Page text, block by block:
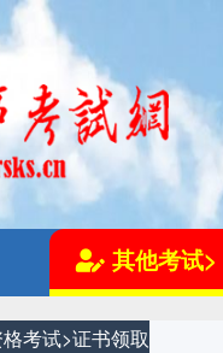
其他考试>
考试>证书领取